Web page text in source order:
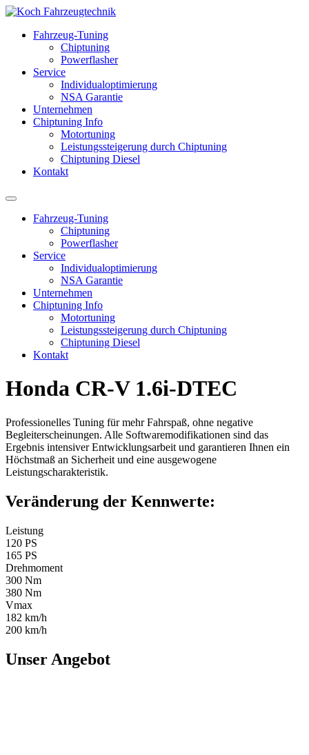
Fahrzeug-Tuning
Chiptuning
Powerflasher
Service
Individualoptimierung
NSA Garantie
Unternehmen
Chiptuning Info
Motortuning
Leistungssteigerung durch Chiptuning
Chiptuning Diesel
Kontakt
Fahrzeug-Tuning
Chiptuning
Powerflasher
Service
Individualoptimierung
NSA Garantie
Unternehmen
Chiptuning Info
Motortuning
Leistungssteigerung durch Chiptuning
Chiptuning Diesel
Kontakt
Honda CR-V 1.6i-DTEC
Professionelles Tuning für mehr Fahrspaß, ohne negative
Begleiterscheinungen. Alle Softwaremodifikationen sind das
Ergebnis intensiver Entwicklungsarbeit und garantieren Ihnen ein
Höchstmaß an Sicherheit und eine ausgewogene
Leistungscharakteristik.
Veränderung der Kennwerte:
Leistung
120 PS
165 PS
Drehmoment
300 Nm
380 Nm
Vmax
182 km/h
200 km/h
Unser Angebot